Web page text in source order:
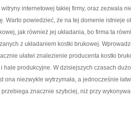
internetowej takiej firmy, oraz zezwala
Warto powiedzieć, że na tej domenie istnieje
jak również jej układania, bo firma ta
z układaniem kostki brukowej.
ułatwi znalezienie producenta kostki
hale produkcyjne. W dzisiejszych czasach
ona niezwykle wytrzymała, a jednocześnie
znacznie szybciej, niż przy